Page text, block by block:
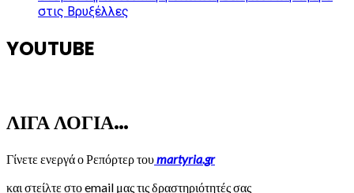
στις Βρυξέλλες
YOUTUBE
ΛΙΓΑ ΛΟΓΙΑ…
Γίνετε ενεργά ο Ρεπόρτερ τουmartyria.gr
και στείλτε στο email μας τις δραστηριότητές σας